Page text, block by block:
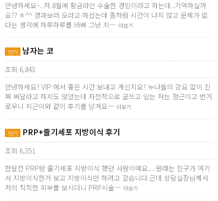
안녕하세요~..저 8월에 황금라인 수술한 경민이라고 하는데..기억하실까
요?? ㅎ^^ 경과보러 오라고 하셨는데 좀처럼 시간이 나지 않고 문제가 없
다는 생각에 하루하루를 바삐 그냥 지… 더보기
인기 남자는 코
조회 6,843
안녕하세요? VIP 에서 좋은 시간 보내고 계신지요? 누나들의 강요 없이 진
짜 써달라고 하지도 않았는데 자전적으로 글쓰고 있는 저는 정근이고 번거
로우니 지근이와 같이 후기를 남겨요… 더보기
인기 PRP+줄기세포 지방이식 후기
조회 6,351
한달전 PRP랑 줄기세포 지방이식 했던 사람이에요....원래는 친구가 여기
서 지방이식한거 보고 지방이식만 하려고 갔습니다.근데 상담실장님께서
저의 칙칙한 피부를 보시더니 PRP시술… 더보기